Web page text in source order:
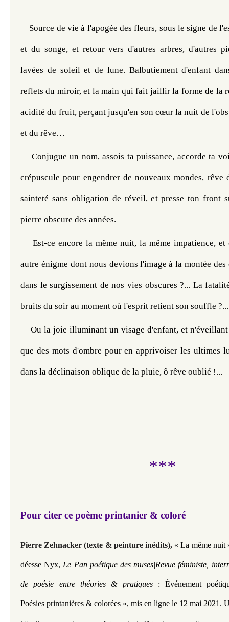
Source de vie à l'apogée des fleurs, sous le signe de
et du songe, et retour vers d'autres arbres, d'autres
lavées de soleil et de lune. Balbutiement d'enfant
reflets du miroir, et la main qui fait jaillir la forme de la
acidité du fruit, perçant jusqu'en son cœur la nuit de
et du rêve…
Conjugue un nom, assois ta puissance, accorde ta
crépuscule pour engendrer de nouveaux mondes, rêve
sainteté sans obligation de réveil, et presse ton front
pierre obscure des années.
Est-ce encore la même nuit, la même impatience, et
autre énigme dont nous devions l'image à la montée des
dans le surgissement de nos vies obscures ?... La
bruits du soir au moment où l'esprit retient son souffle
Ou la joie illuminant un visage d'enfant, et
que des mots d'ombre pour en apprivoiser les ultimes
dans la déclinaison oblique de la pluie, ô rêve oublié !...
***
Pour citer ce poème printanier & coloré
Pierre Zehnacker (texte & peinture inédits), « La même nuit
déesse Nyx, Le Pan poétique des muses|Revue féministe,
de poésie entre théories & pratiques : Événement
Poésies printanières & colorées », mis en ligne le 12 mai 2021.